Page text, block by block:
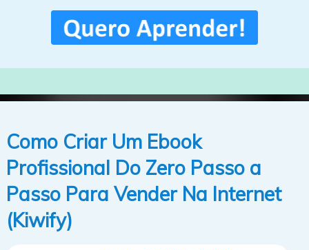
Como Criar Um Ebook
Profissional Do Zero Passo a
Passo Para Vender Na Internet
(Kiwify)